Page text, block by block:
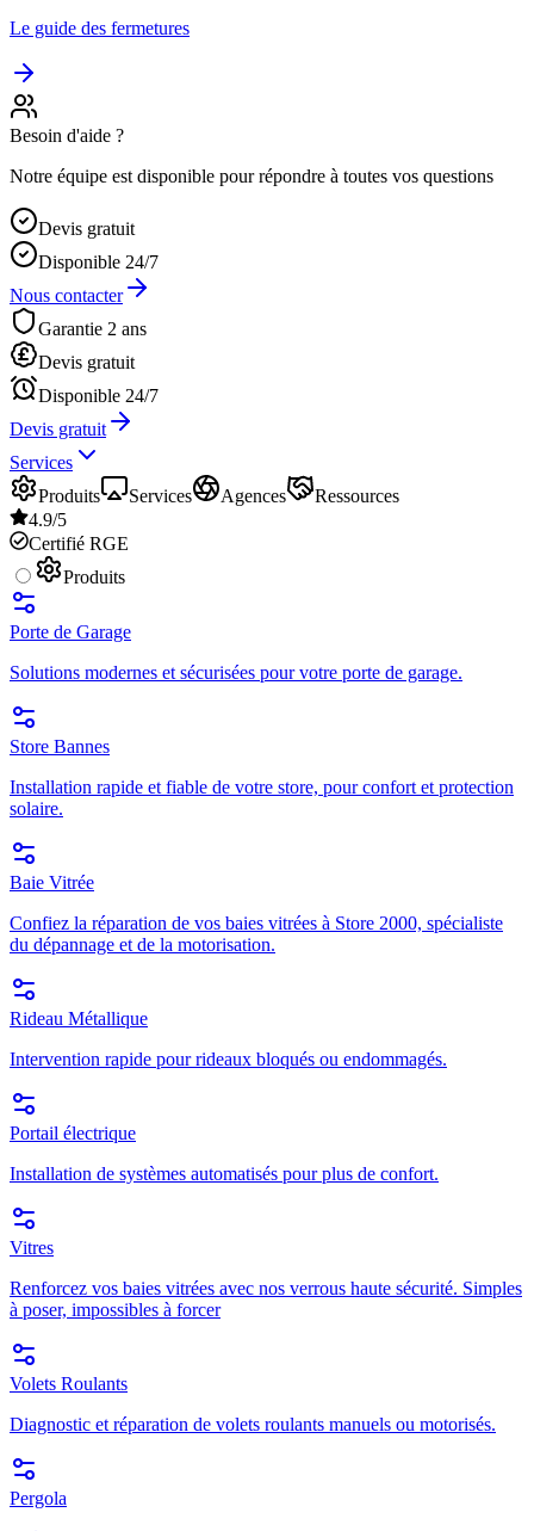
Le guide des fermetures
Besoin d'aide ?
Notre équipe est disponible pour répondre à toutes vos questions
Devis gratuit
Disponible 24/7
Nous contacter
Garantie 2 ans
Devis gratuit
Disponible 24/7
Devis gratuit
Services
Produits
Services Agences
Ressources
4.9/5
Certifié RGE
Produits
Porte de Garage
Solutions modernes et sécurisées pour votre porte de garage.
Store Bannes
Installation rapide et fiable de votre store, pour confort et protection
solaire.
Baie Vitrée
Confiez la réparation de vos baies vitrées à Store 2000, spécialiste
du dépannage et de la motorisation.
Rideau Métallique
Intervention rapide pour rideaux bloqués ou endommagés.
Portail électrique
Installation de systèmes automatisés pour plus de confort.
Vitres
Renforcez vos baies vitrées avec nos verrous haute sécurité. Simples
à poser, impossibles à forcer
Volets Roulants
Diagnostic et réparation de volets roulants manuels ou motorisés.
Pergola